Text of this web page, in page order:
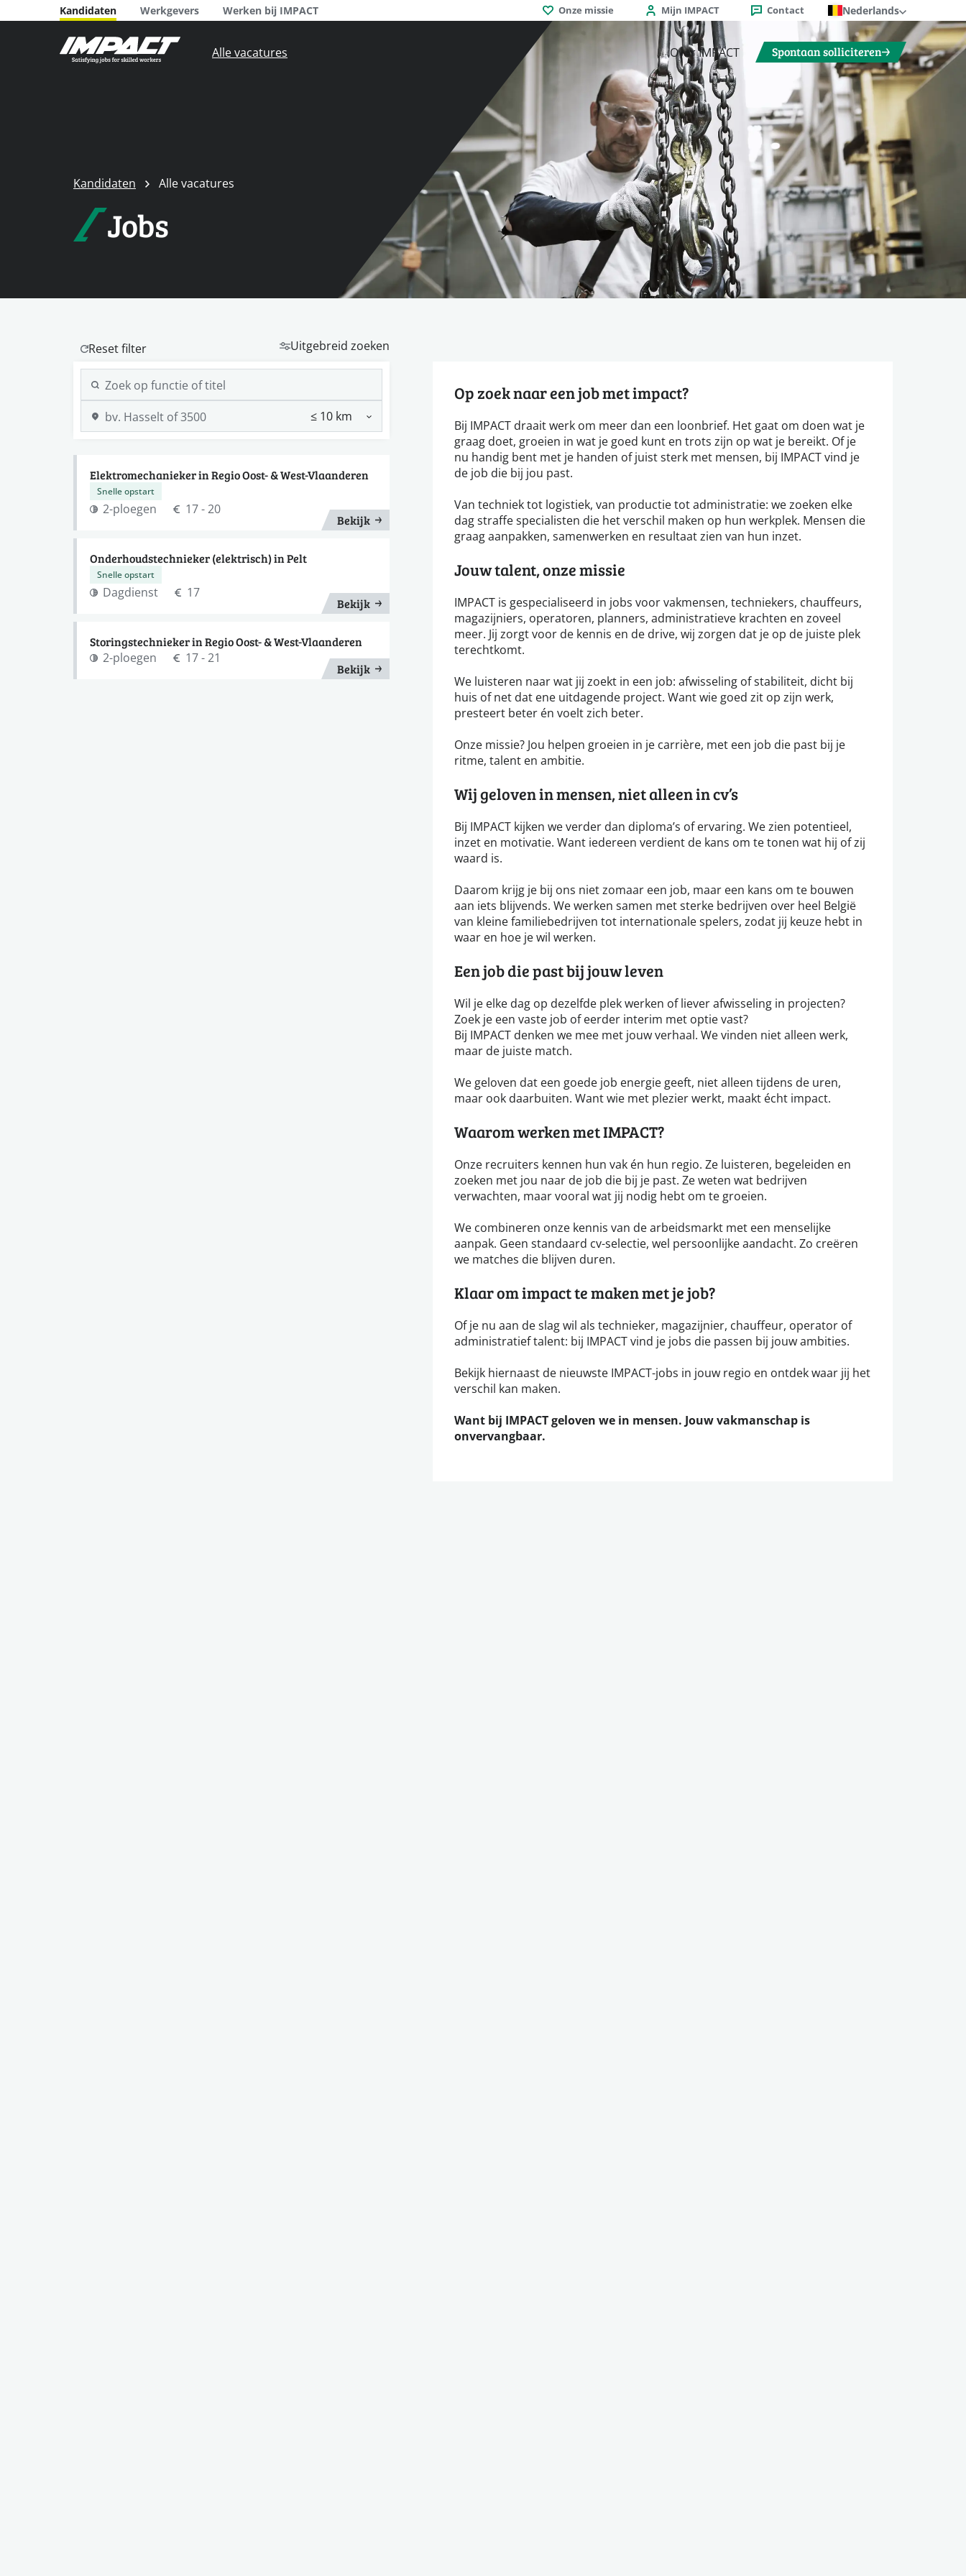
Kandidaten Werkgevers Werken bij IMPACT Onze missie Mijn IMPACT Contact Nederlands
Alle vacatures Over IMPACT Spontaan solliciteren
Kandidaten Alle vacatures
Jobs
Uitgebreid zoeken
Elektromechanieker in Regio Oost- & West-Vlaanderen
Snelle opstart
2-ploegen 17 - 20
Bekijk
Onderhoudstechnieker (elektrisch) in Pelt
Snelle opstart
Dagdienst 17
Bekijk
Storingstechnieker in Regio Oost- & West-Vlaanderen
2-ploegen
17 - 21
Bekijk
Op zoek naar een job met impact?
Bij IMPACT draait werk om meer dan een loonbrief. Het gaat om doen wat je
graag doet, groeien in wat je goed kunt en trots zijn op wat je bereikt. Of je
nu handig bent met je handen of juist sterk met mensen, bij IMPACT vind je
de job die bij jou past.
Van techniek tot logistiek, van productie tot administratie: we zoeken elke
dag straffe specialisten die het verschil maken op hun werkplek. Mensen die
graag aanpakken, samenwerken en resultaat zien van hun inzet.
Jouw talent, onze missie
IMPACT is gespecialiseerd in jobs voor vakmensen, techniekers, chauffeurs,
magazijniers, operatoren, planners, administratieve krachten en zoveel
meer. Jij zorgt voor de kennis en de drive, wij zorgen dat je op de juiste plek
terechtkomt.
We luisteren naar wat jij zoekt in een job: afwisseling of stabiliteit, dicht bij
huis of net dat ene uitdagende project. Want wie goed zit op zijn werk,
presteert beter én voelt zich beter.
Onze missie? Jou helpen groeien in je carrière, met een job die past bij je
ritme, talent en ambitie.
Wij geloven in mensen, niet alleen in cv’s
Bij IMPACT kijken we verder dan diploma’s of ervaring. We zien potentieel,
inzet en motivatie. Want iedereen verdient de kans om te tonen wat hij of zij
waard is.
Daarom krijg je bij ons niet zomaar een job, maar een kans om te bouwen
aan iets blijvends. We werken samen met sterke bedrijven over heel België
van kleine familiebedrijven tot internationale spelers, zodat jij keuze hebt in
waar en hoe je wil werken.
Een job die past bij jouw leven
Wil je elke dag op dezelfde plek werken of liever afwisseling in projecten?
Zoek je een vaste job of eerder interim met optie vast?
Bij IMPACT denken we mee met jouw verhaal. We vinden niet alleen werk,
maar de juiste match.
We geloven dat een goede job energie geeft, niet alleen tijdens de uren,
maar ook daarbuiten. Want wie met plezier werkt, maakt écht impact.
Waarom werken met IMPACT?
Onze recruiters kennen hun vak én hun regio. Ze luisteren, begeleiden en
zoeken met jou naar de job die bij je past. Ze weten wat bedrijven
verwachten, maar vooral wat jij nodig hebt om te groeien.
We combineren onze kennis van de arbeidsmarkt met een menselijke
aanpak. Geen standaard cv-selectie, wel persoonlijke aandacht. Zo creëren
we matches die blijven duren.
Klaar om impact te maken met je job?
Of je nu aan de slag wil als technieker, magazijnier, chauffeur, operator of
administratief talent: bij IMPACT vind je jobs die passen bij jouw ambities.
Bekijk hiernaast de nieuwste IMPACT-jobs in jouw regio en ontdek waar jij het
verschil kan maken.
Want bij IMPACT geloven we in mensen. Jouw vakmanschap is
onvervangbaar.